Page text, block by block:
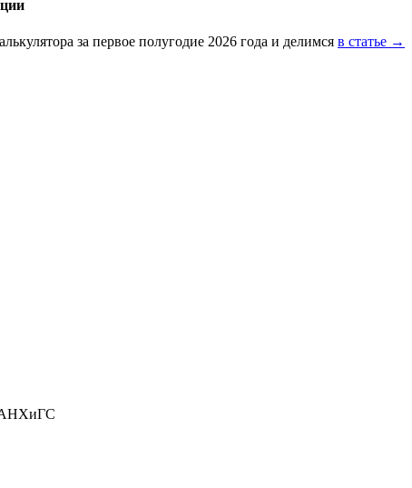
за первое полугодие 2026 года и делимся в статье →